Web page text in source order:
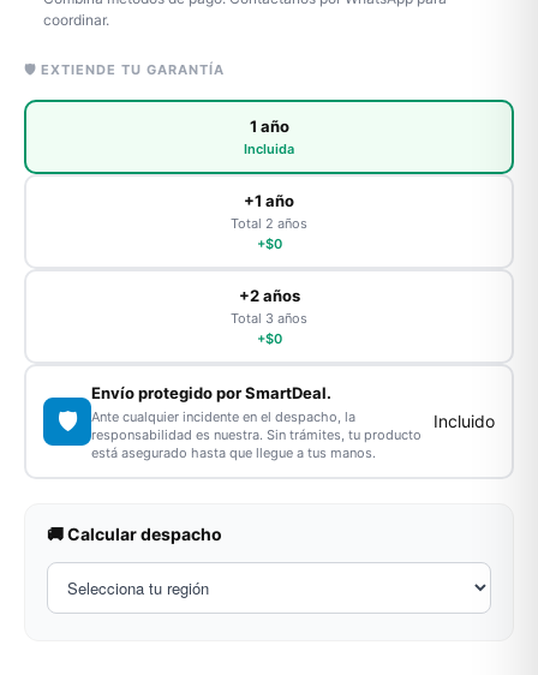
coordinar.
🛡️ EXTIENDE TU GARANTÍA
1 año
Incluida
+1 año
Total 2 años
+$0
+2 años
Total 3 años
+$0
🛡️
Envío protegido por SmartDeal.
Ante cualquier incidente en el despacho, la
responsabilidad es nuestra. Sin trámites, tu producto
está asegurado hasta que llegue a tus manos.
Incluido
🚚 Calcular despacho